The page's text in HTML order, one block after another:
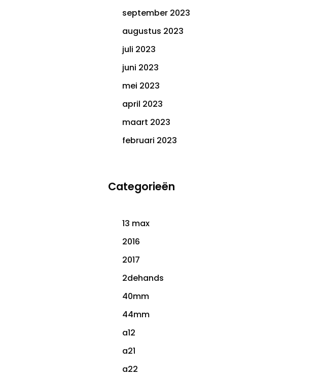
september 2023
augustus 2023
juli 2023
juni 2023
mei 2023
april 2023
maart 2023
februari 2023
Categorieën
13 max
2016
2017
2dehands
40mm
44mm
a12
a21
a22